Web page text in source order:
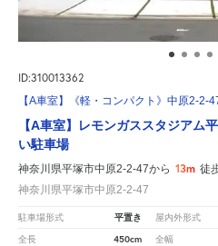
ID:310013362
【A車室】《軽・コンパクト》中原2-2-
【A車室】レモンガススタジアム
い駐車場
神奈川県平塚市中原2-2-47から 13m 徒
神奈川県平塚市中原2-2-47
駐車場形式 平置き 屋内外形式
全長 450cm 全幅